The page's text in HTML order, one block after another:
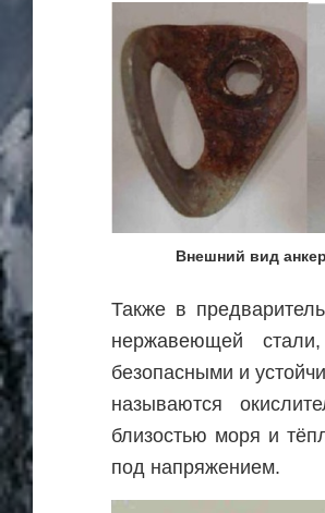
Внешний вид
Также в
нержавеющей
безопасными и
называются
близостью моря и
под напряжением.